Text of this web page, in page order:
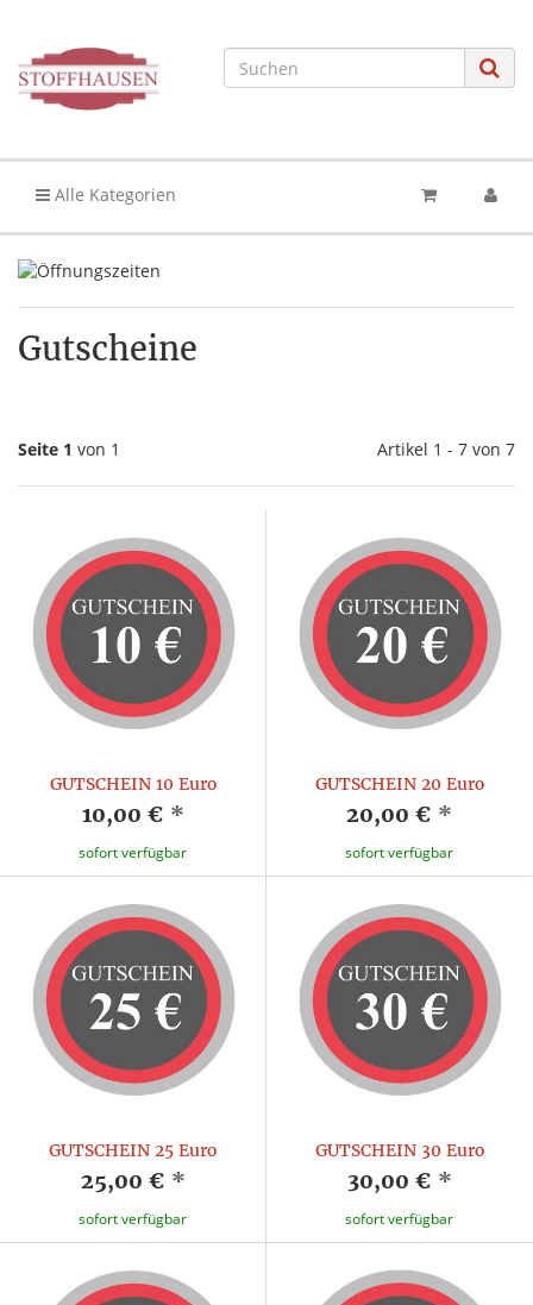
Alle Kategorien
Gutscheine
Seite 1 von 1 Artikel 1 - 7 von 7
GUTSCHEIN 10 Euro
10,00 € *
sofort verfügbar
GUTSCHEIN 20 Euro
20,00 € *
sofort verfügbar
GUTSCHEIN 25 Euro
25,00 € *
sofort verfügbar
GUTSCHEIN 30 Euro
30,00 € *
sofort verfügbar